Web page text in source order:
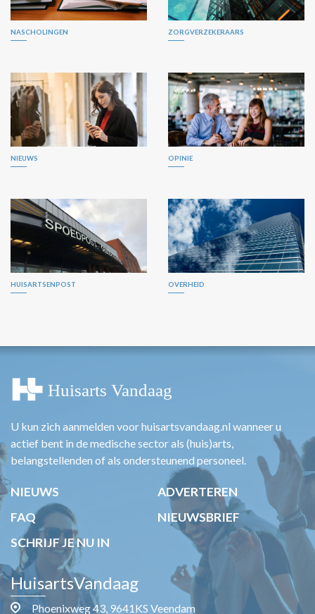
NASCHOLINGEN ZORGVERZEKERAARS
NIEUWS OPINIE
HUISARTSENPOST OVERHEID
U kun zich aanmelden voor huisartsvandaag.nl wanneer u
actief bent in de medische sector als (huis)arts,
belangstellenden of als ondersteunend personeel.
NIEUWS
ADVERTEREN
FAQ
NIEUWSBRIEF
SCHRIJF JE NU IN
HuisartsVandaag
Phoenixweg 43, 9641KS Veendam